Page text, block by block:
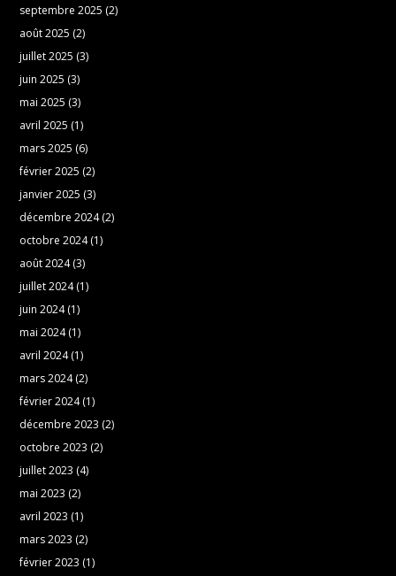
septembre 2025 (2)
août 2025 (2)
juillet 2025 (3)
juin 2025 (3)
mai 2025 (3)
avril 2025 (1)
mars 2025 (6)
février 2025 (2)
janvier 2025 (3)
décembre 2024(2)
octobre 2024(1)
août 2024(3)
juillet 2024(1)
juin 2024(1)
mai 2024(1)
avril 2024(1)
mars 2024(2)
février 2024(1)
décembre 2023 (2)
octobre 2023 (2)
juillet 2023 (4)
mai 2023 (2)
avril 2023 (1)
mars 2023 (2)
février 2023 (1)